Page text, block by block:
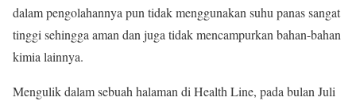
dalam pengolahannya pun tidak menggunakan suhu panas sangat
tinggi sehingga aman dan juga tidak mencampurkan bahan-bahan
kimia lainnya.
Mengulik dalam sebuah halaman di Health Line, pada bulan Juli